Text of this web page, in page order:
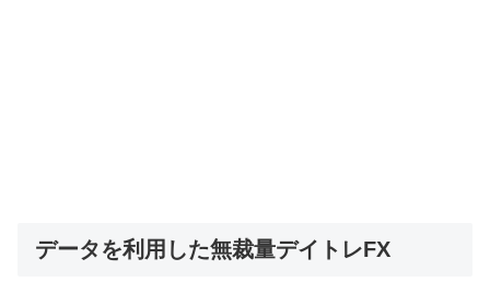
データを利用した無裁量デイトレFX